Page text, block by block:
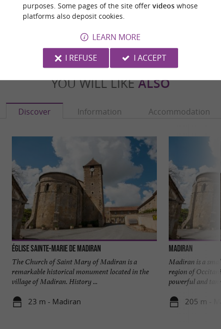
Source :Cirkwi| madiran.pacherenc
YOU WILL LIKEALSO
Discover Information Accommodation
Église Sainte-Marie de Madiran
The Church of Saint Mary of Madiran is a
remarkable historical monument located in the
village of Madiran. History ...
23 m - Madiran
Madiran
Madiran is a
region of
powerful and
205 m -
purposes. Some pages of the site offer videoswhose
platforms also deposit cookies.
LEARN MORE
I REFUSE
I ACCEPT